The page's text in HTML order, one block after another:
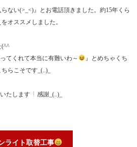
ない(>_<)』とお電話頂きました。約15年くら
オススメしました。
ゞ
てくれて本当に有難いわ～
』とめちゃくち
らこそです_(..)_
たします 感謝_(..)_
ライト取替工事